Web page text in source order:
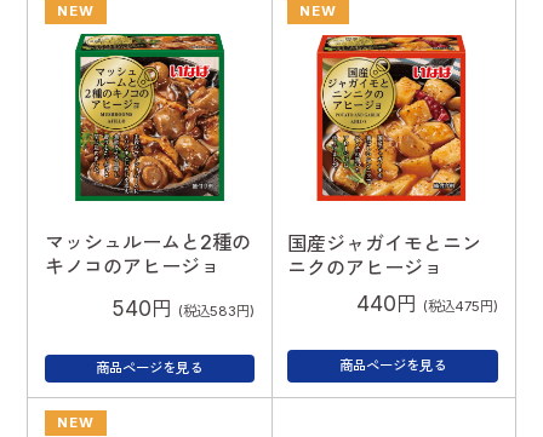
NEW
マッシュルームと2種の
キノコのアヒージョ
540円 (税込583円)
商品ページを見る
NEW
国産ジャガイモとニン
ニクのアヒージョ
440円 (税込475円)
商品ページを見る
NEW